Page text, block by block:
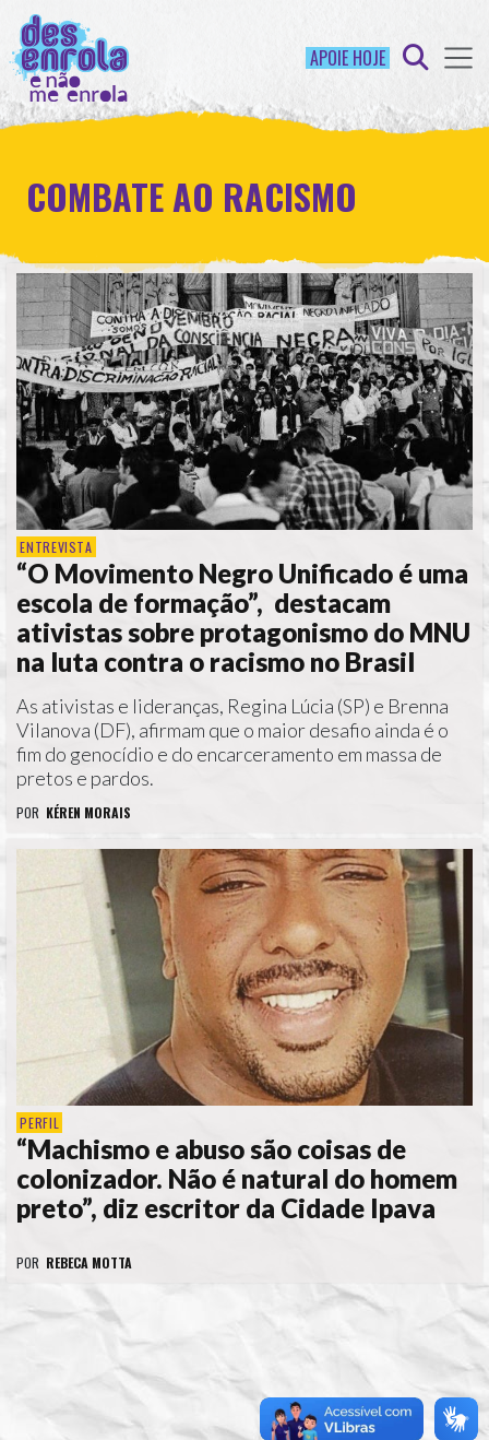
APOIE HOJE
COMBATE AO RACISMO
ENTREVISTA
“O Movimento Negro Unificado é uma
escola de formação”, destacam
ativistas sobre protagonismo do MNU
na luta contra o racismo no Brasil
As ativistas e lideranças, Regina Lúcia (SP) e Brenna
Vilanova (DF), afirmam que o maior desafio ainda é o
fim do genocídio e do encarceramento em massa de
pretos e pardos.
POR KÉREN MORAIS
PERFIL
“Machismo e abuso são coisas de
colonizador. Não é natural do homem
preto”, diz escritor da Cidade Ipava
POR REBECA MOTTA